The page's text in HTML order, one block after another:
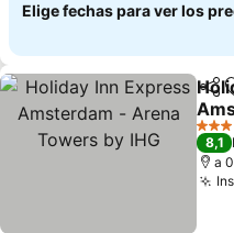
Elige fechas para ver los
3
8,1
a